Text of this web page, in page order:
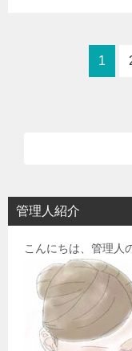
1
管理人紹介
こんにちは、管理人